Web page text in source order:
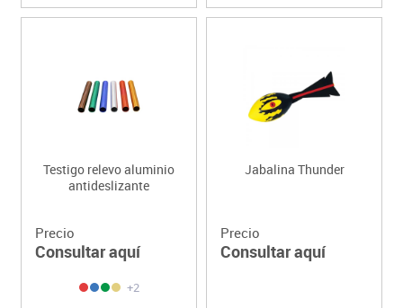
Testigo relevo aluminio
antideslizante
Precio
Consultar aquí
+2
Jabalina Thunder
Precio
Consultar aquí